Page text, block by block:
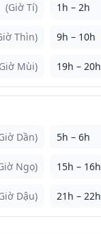
(Giờ Tí) 1h – 2h
Thìn) 9h – 10h
Mùi) 19h – 20h
Dần) 5h – 6h
Ngọ) 15h – 16h
Dậu) 21h – 22h